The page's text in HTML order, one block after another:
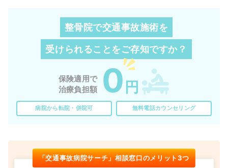
整骨院で交通事故施術を
受けられることをご存知ですか？
保険適用で
治療負担額
0 円
病院から転院・併院可 無料電話カウンセリング
「交通事故病院サーチ」相談窓口のメリット3つ